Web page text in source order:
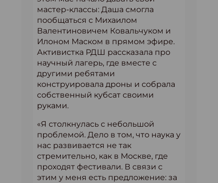
мастер-классы: Даша смогла
пообщаться с Михаилом
Валентиновичем Ковальчуком и
Илоном Маском в прямом эфире.
Активистка РДШ рассказала про
научный лагерь, где вместе с
другими ребятами
конструировала дроны и собрала
собственный кубсат своими
руками.
«Я столкнулась с небольшой
проблемой. Дело в том, что наука у
нас развивается не так
стремительно, как в Москве, где
проходят фестивали. В связи с
этим у меня есть предложение: за